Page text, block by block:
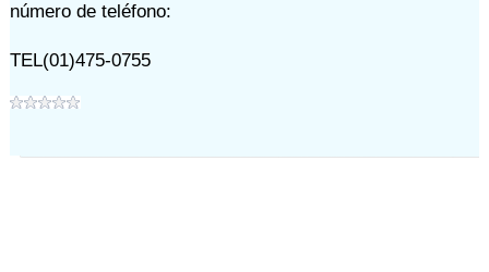
número de teléfono:
TEL(01)475-0755